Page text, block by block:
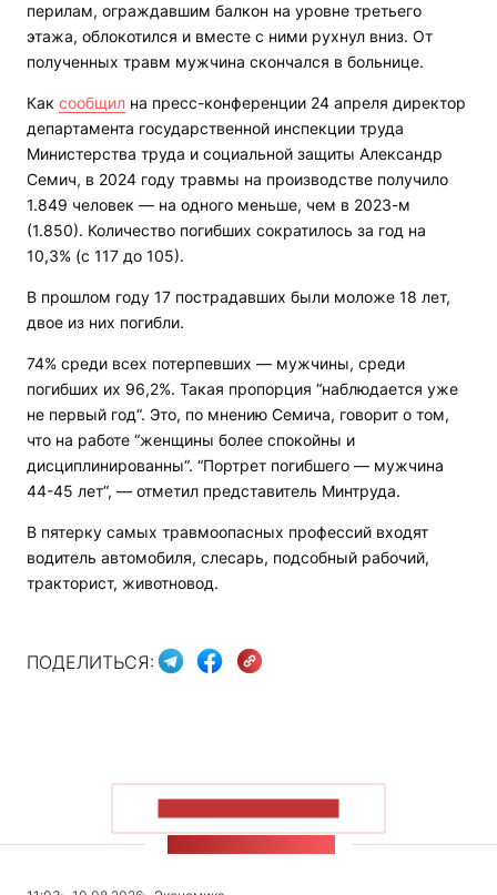
перилам, ограждавшим балкон на уровне третьего
этажа, облокотился и вместе с ними рухнул вниз. От
полученных травм мужчина скончался в больнице.
Как сообщил на пресс-конференции 24 апреля директор
департамента государственной инспекции труда
Министерства труда и социальной защиты Александр
Семич, в 2024 году травмы на производстве получило
1.849 человек — на одного меньше, чем в 2023-м
(1.850). Количество погибших сократилось за год на
10,3% (с 117 до 105).
В прошлом году 17 пострадавших были моложе 18 лет,
двое из них погибли.
74% среди всех потерпевших — мужчины, среди
погибших их 96,2%. Такая пропорция “наблюдается уже
не первый год“. Это, по мнению Семича, говорит о том,
что на работе “женщины более спокойны и
дисциплинированны“. “Портрет погибшего — мужчина
44-45 лет“, — отметил представитель Минтруда.
В пятерку самых травмоопасных профессий входят
водитель автомобиля, слесарь, подсобный рабочий,
тракторист, животновод.
ПОДЕЛИТЬСЯ: